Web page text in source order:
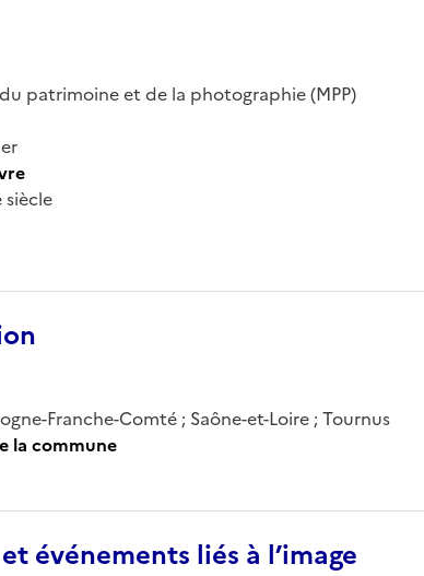
patrimoine et de la photographie (MPP)
siècle
Franche-Comté ; Saône-et-Loire ; Tournus
la commune
événements liés à l’image